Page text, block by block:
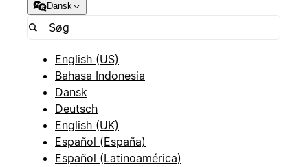
Dansk
English (US)
Bahasa Indonesia
Dansk
Deutsch
English (UK)
Español (España)
Español (Latinoamérica)